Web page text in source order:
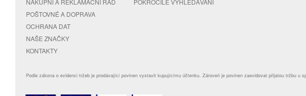
POŠTOVNÉ A DOPRAVA
OCHRANA DAT
NAŠE ZNAČKY
KONTAKTY
Podle zákona o evidenci tržeb je prodávající povinen vystavit kupujícímu účtenku. Zároveň je povinen zaevidovat přijatou tržbu u